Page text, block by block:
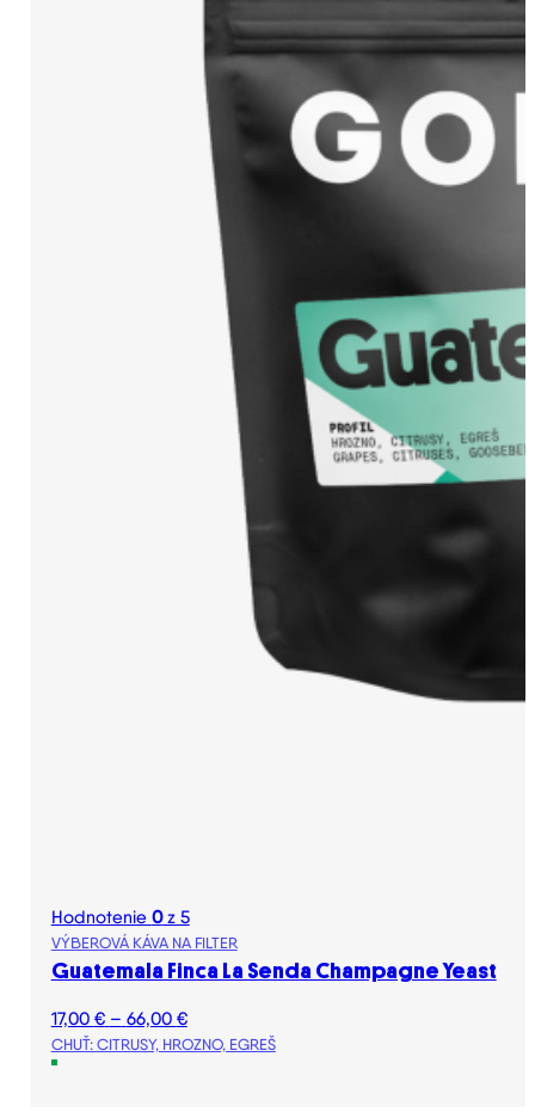
Hodnotenie 0z 5
VÝBEROVÁ KÁVA NA FILTER
Guatemala Finca La Senda Champagne Yeast
17,00 € – 66,00 €Price
range:
CHUŤ: CITRUSY, HROZNO, EGREŠ